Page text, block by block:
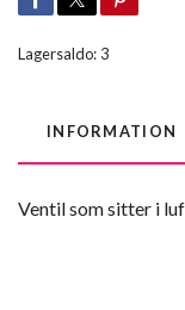
Lagersaldo: 3
INFORMATION
Ventil som sitter i